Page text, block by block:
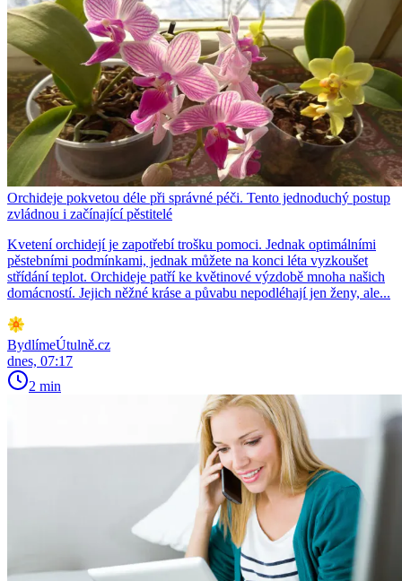
Orchideje pokvetou déle při správné péči. Tento jednoduchý postup
zvládnou i začínající pěstitelé
Kvetení orchidejí je zapotřebí trošku pomoci. Jednak optimálními
pěstebními podmínkami, jednak můžete na konci léta vyzkoušet
střídání teplot. Orchideje patří ke květinové výzdobě mnoha našich
domácností. Jejich něžné kráse a půvabu nepodléhají jen ženy, ale...
BydlímeÚtulně.cz
dnes, 07:17
2 min